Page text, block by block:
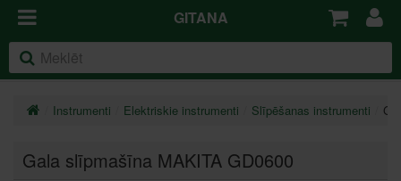
GITANA
Instrumenti Elektriskie instrumenti Slīpēšanas instrumenti
Gala slīpmašīna MAKITA GD0600